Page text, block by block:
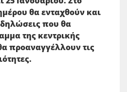
θα ενταχθούν και
που θα
της κεντρικής
προαναγγέλλουν τις